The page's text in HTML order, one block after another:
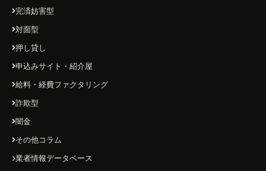
完済妨害型
対面型
押し貸し
申込みサイト・紹介屋
給料・経費ファクタリング
詐欺型
闇金
その他コラム
業者情報データベース